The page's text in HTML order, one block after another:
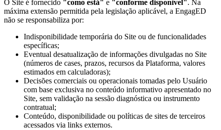
O Site é fornecido "como está" e "conforme disponível". Na
máxima extensão permitida pela legislação aplicável, a EngagED
não se responsabiliza por:
Indisponibilidade temporária do Site ou de funcionalidades
específicas;
Eventual desatualização de informações divulgadas no Site
(números de cases, prazos, recursos da Plataforma, valores
estimados em calculadoras);
Decisões comerciais ou operacionais tomadas pelo Usuário
com base exclusiva no conteúdo informativo apresentado no
Site, sem validação na sessão diagnóstica ou instrumento
contratual;
Conteúdo, disponibilidade ou políticas de sites de terceiros
acessados via links externos.